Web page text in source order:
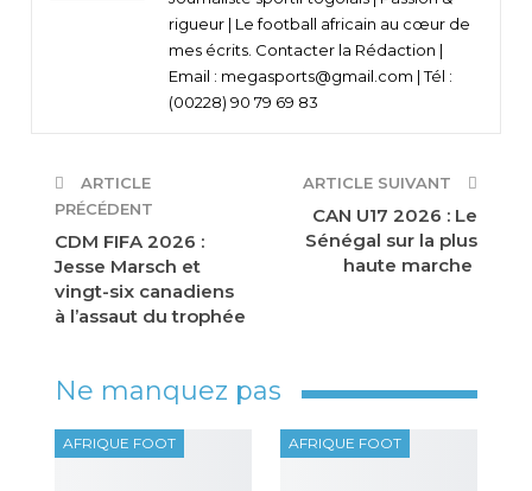
rigueur | Le football africain au cœur de
mes écrits. Contacter la Rédaction |
Email : megasports@gmail.com | Tél :
(00228) 90 79 69 83
ARTICLE
PRÉCÉDENT
CDM FIFA 2026 :
Jesse Marsch et
vingt-six canadiens
à l’assaut du trophée
ARTICLE SUIVANT
CAN U17 2026 : Le
Sénégal sur la plus
haute marche
Ne manquez pas
AFRIQUE FOOT AFRIQUE FOOT